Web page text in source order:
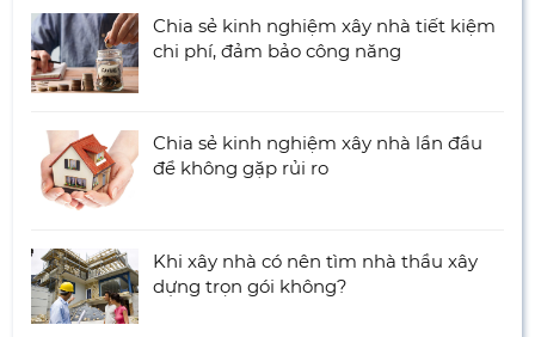
Chia sẻ kinh nghiệm xây nhà tiết kiệm
chi phí, đảm bảo công năng
Chia sẻ kinh nghiệm xây nhà lần đầu
để không gặp rủi ro
Khi xây nhà có nên tìm nhà thầu xây
dựng trọn gói không?